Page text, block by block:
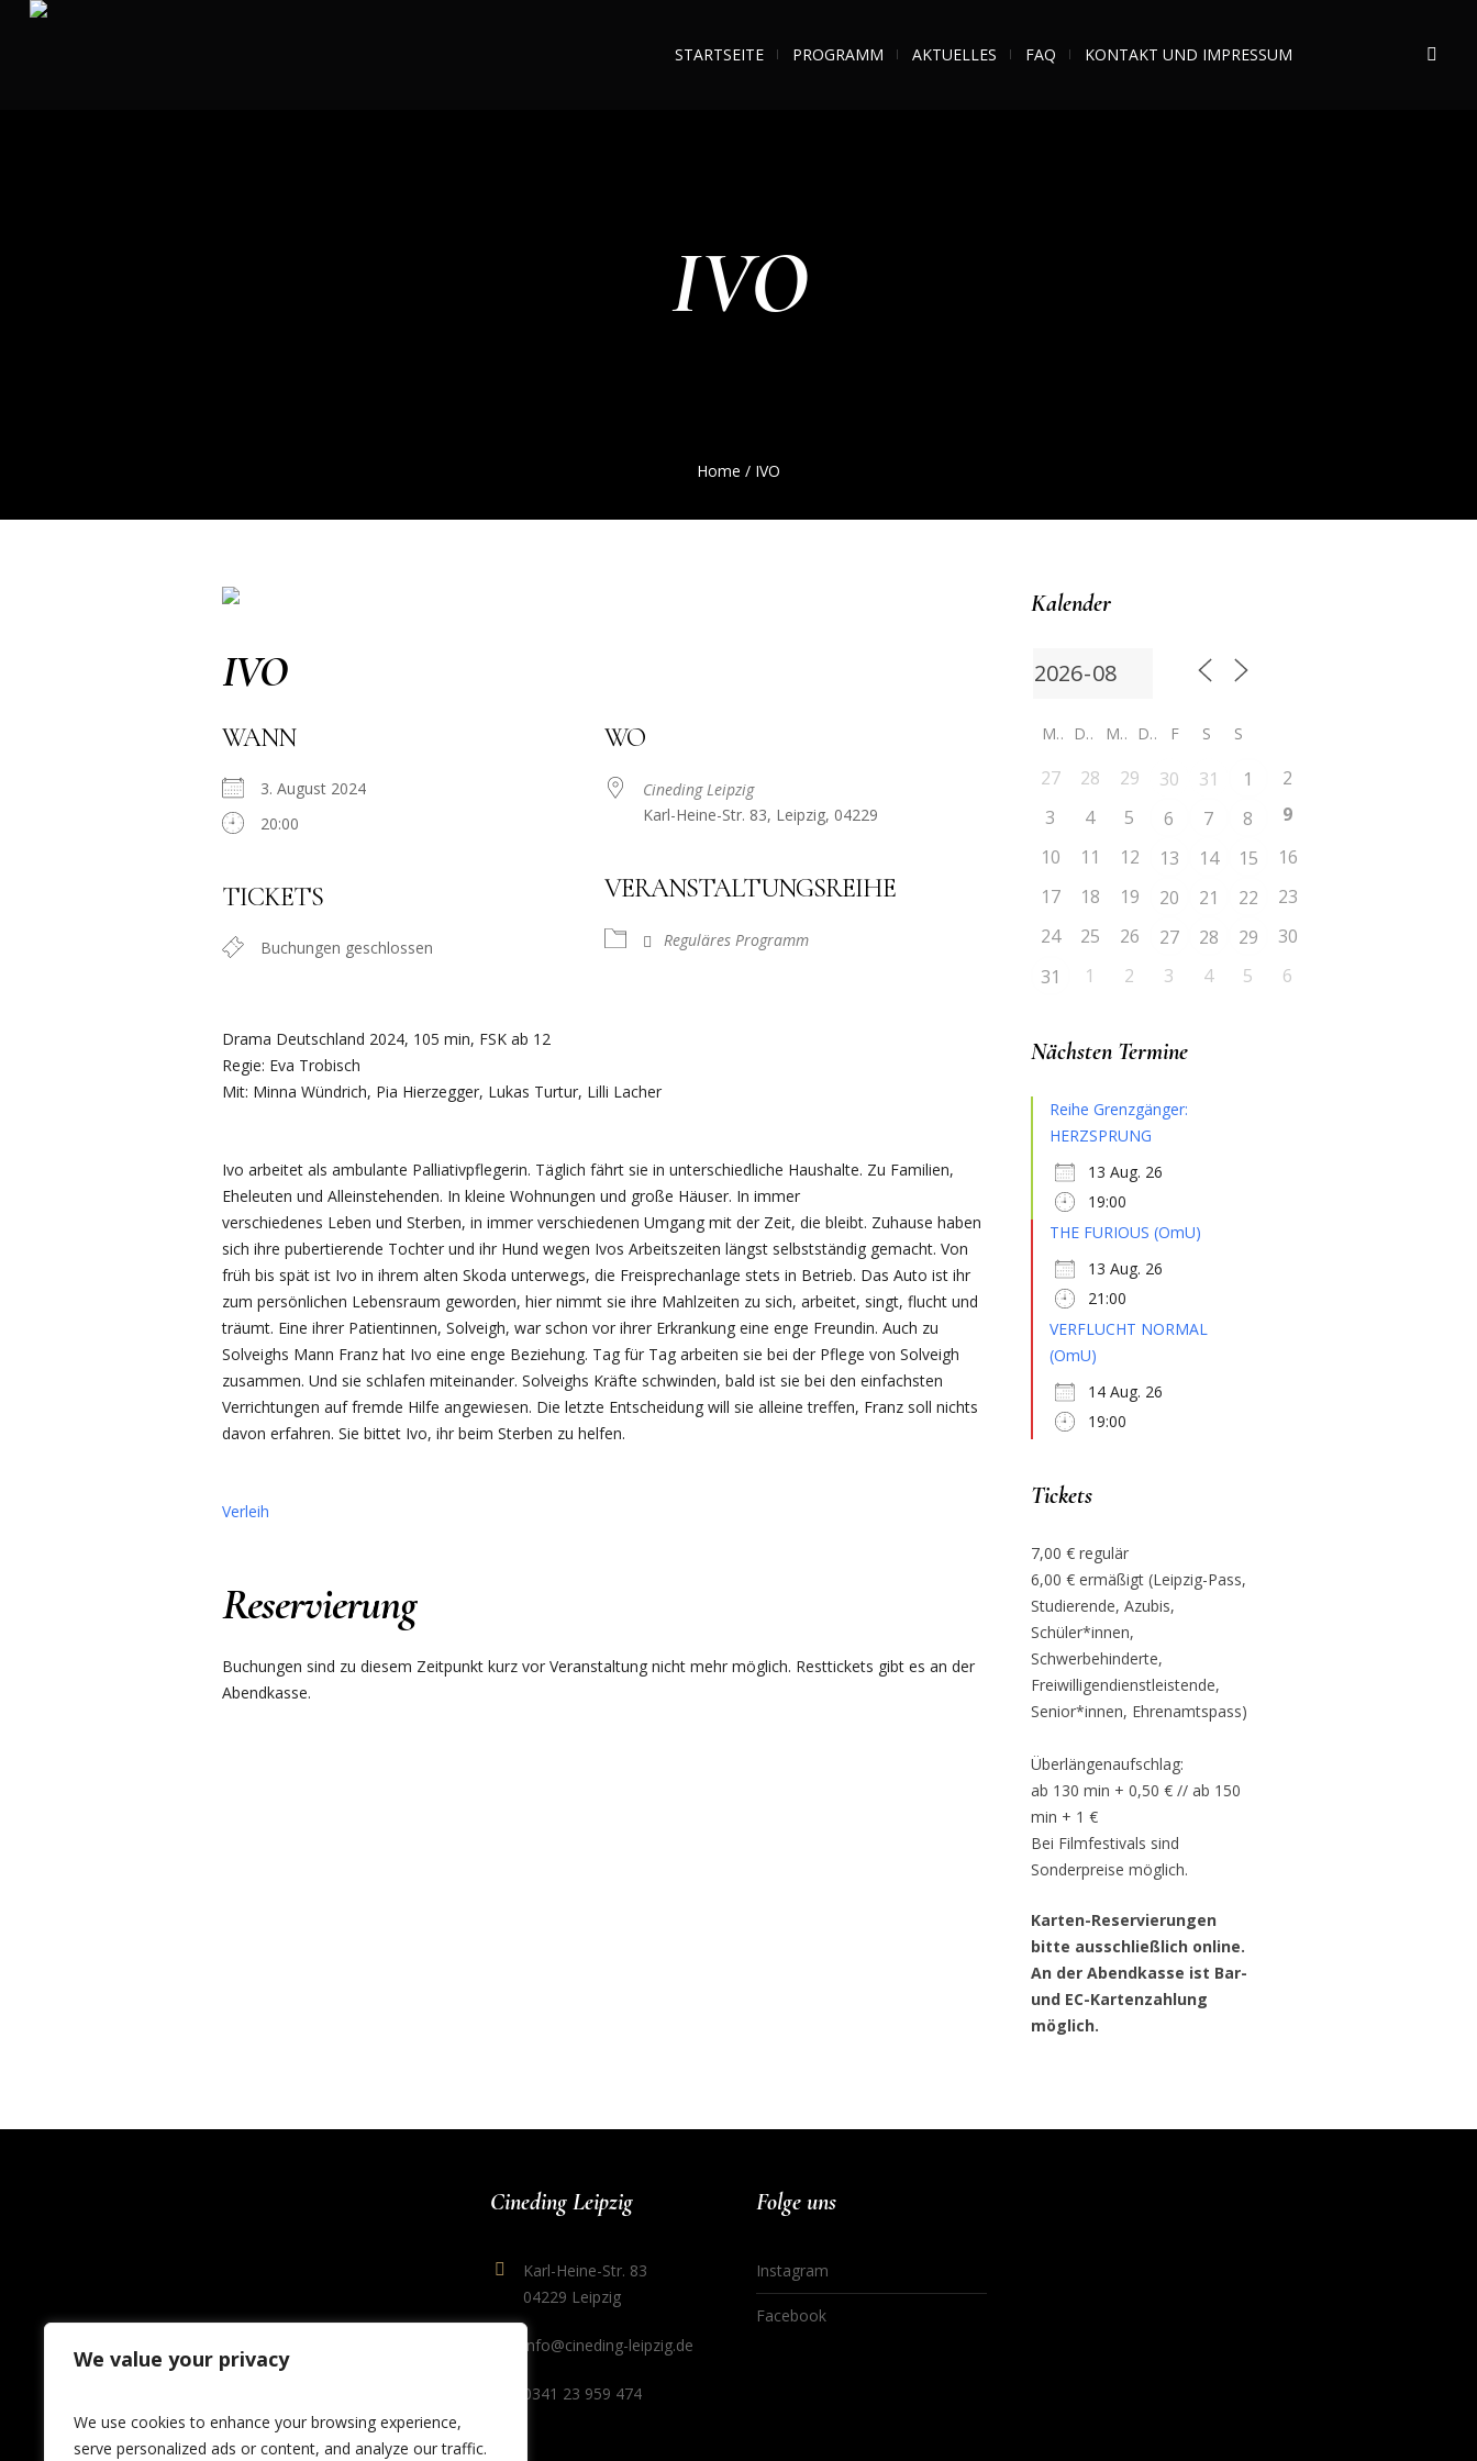
We value your privacy
We use cookies to enhance your browsing experience,
serve personalized ads or content, and analyze our traffic.
STARTSEITE PROGRAMM AKTUELLES FAQ KONTAKT UND IMPRESSUM
IVO
Home / IVO
IVO
WANN
3. August 2024
20:00
TICKETS
Buchungen geschlossen
WO
Cineding Leipzig
Karl-Heine-Str. 83, Leipzig, 04229
VERANSTALTUNGSREIHE
Reguläres Programm
Drama Deutschland 2024, 105 min, FSK ab 12
Regie: Eva Trobisch
Mit: Minna Wündrich, Pia Hierzegger, Lukas Turtur, Lilli Lacher
Ivo arbeitet als ambulante Palliativpflegerin. Täglich fährt sie in unterschiedliche Haushalte. Zu Familien,
Eheleuten und Alleinstehenden. In kleine Wohnungen und große Häuser. In immer
verschiedenes Leben und Sterben, in immer verschiedenen Umgang mit der Zeit, die bleibt. Zuhause haben
sich ihre pubertierende Tochter und ihr Hund wegen Ivos Arbeitszeiten längst selbstständig gemacht. Von
früh bis spät ist Ivo in ihrem alten Skoda unterwegs, die Freisprechanlage stets in Betrieb. Das Auto ist ihr
zum persönlichen Lebensraum geworden, hier nimmt sie ihre Mahlzeiten zu sich, arbeitet, singt, flucht und
träumt. Eine ihrer Patientinnen, Solveigh, war schon vor ihrer Erkrankung eine enge Freundin. Auch zu
Solveighs Mann Franz hat Ivo eine enge Beziehung. Tag für Tag arbeiten sie bei der Pflege von Solveigh
zusammen. Und sie schlafen miteinander. Solveighs Kräfte schwinden, bald ist sie bei den einfachsten
Verrichtungen auf fremde Hilfe angewiesen. Die letzte Entscheidung will sie alleine treffen, Franz soll nichts
davon erfahren. Sie bittet Ivo, ihr beim Sterben zu helfen.
Verleih
Reservierung
Buchungen sind zu diesem Zeitpunkt kurz vor Veranstaltung nicht mehr möglich. Resttickets gibt es an der
Abendkasse.
Kalender
M D M D F S S
27 28 29 30 31 1
2
3
4 5 6 7 8
9
10
11 12 13 14 15
16
17
18 19 20 21 22
23
24
25 26 27 28 29
30
31
1 2 3 4 5 6
Nächsten Termine
Reihe Grenzgänger:
HERZSPRUNG
13 Aug. 26
19:00
THE FURIOUS (OmU)
13 Aug. 26
21:00
VERFLUCHT NORMAL
(OmU)
14 Aug. 26
19:00
Tickets
7,00 € regulär
6,00 € ermäßigt (Leipzig-Pass,
Studierende, Azubis,
Schüler*innen,
Schwerbehinderte,
Freiwilligendienstleistende,
Senior*innen, Ehrenamtspass)
Überlängenaufschlag:
ab 130 min + 0,50 € // ab 150
min + 1 €
Bei Filmfestivals sind
Sonderpreise möglich.
Karten-Reservierungen
bitte ausschließlich online.
An der Abendkasse ist Bar-
und EC-Kartenzahlung
möglich.
Cineding Leipzig
Karl-Heine-Str. 83
04229 Leipzig
info@cineding-leipzig.de
0341 23 959 474
Folge uns
Instagram
Facebook